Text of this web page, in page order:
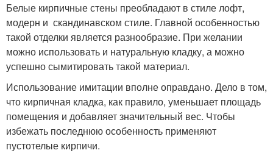
Белые кирпичные стены преобладают в стиле лофт,
модерн и скандинавском стиле. Главной особенностью
такой отделки является разнообразие. При желании
можно использовать и натуральную кладку, а можно
успешно сымитировать такой материал.
Использование имитации вполне оправдано. Дело в том,
что кирпичная кладка, как правило, уменьшает площадь
помещения и добавляет значительный вес. Чтобы
избежать последнюю особенность применяют
пустотелые кирпичи.